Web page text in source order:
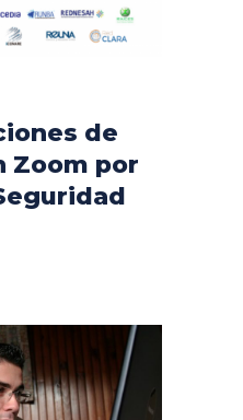
de
Zoom por